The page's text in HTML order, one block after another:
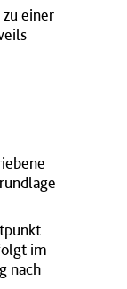
einer
im
nach